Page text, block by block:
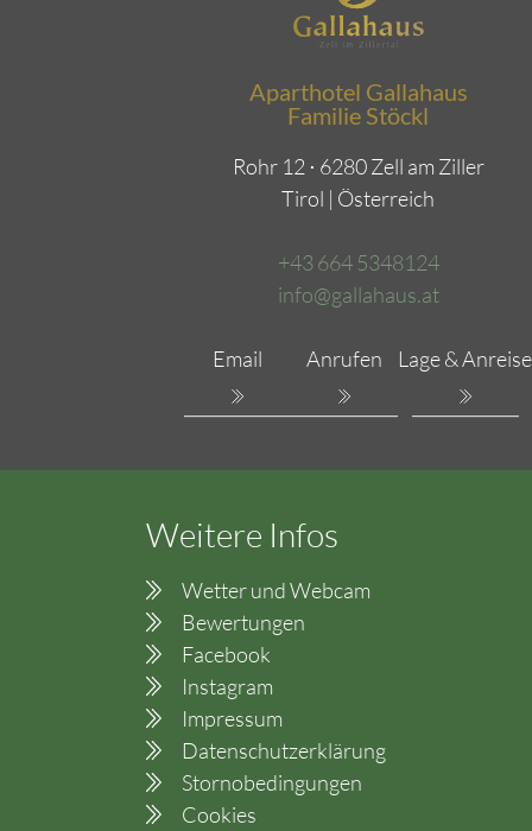
Aparthotel Gallahaus
Familie Stöckl
Rohr 12 ⋅ 6280 Zell am Ziller
Tirol | Österreich
+43 664 5348124
info@gallahaus.at
Email Anrufen Lage & Anreise
Weitere Infos
Wetter und Webcam
Bewertungen
Facebook
Instagram
Impressum
Datenschutzerklärung
Stornobedingungen
Cookies